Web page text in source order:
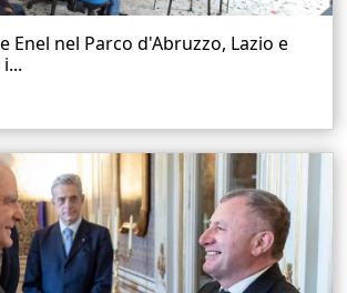
Enel nel Parco d'Abruzzo, Lazio e